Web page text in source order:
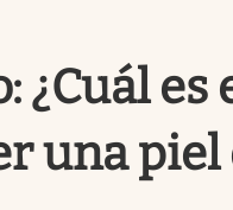
¿Cuál
una piel